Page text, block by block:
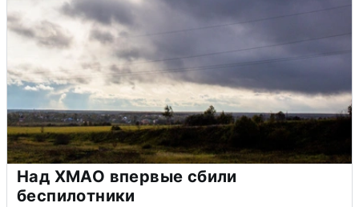
Над ХМАО впервые сбили
беспилотники